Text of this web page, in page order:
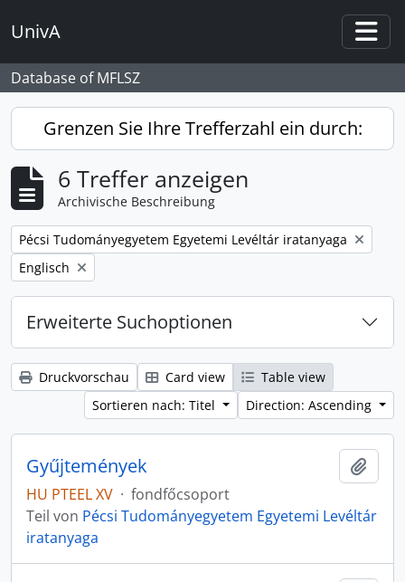
UnivA
Database of MFLSZ
Grenzen Sie Ihre Trefferzahl ein durch:
6 Treffer anzeigen
Archivische Beschreibung
Remove filter:
Pécsi Tudományegyetem Egyetemi Levéltár iratanyaga
Remove filter:
Englisch
Erweiterte Suchoptionen
Druckvorschau Card view
Table view
Sortieren nach: Titel
Direction: Ascending
Gyűjtemények
HU PTEEL XV · fondfőcsoport
Teil von Pécsi Tudományegyetem Egyetemi Levéltár
iratanyaga